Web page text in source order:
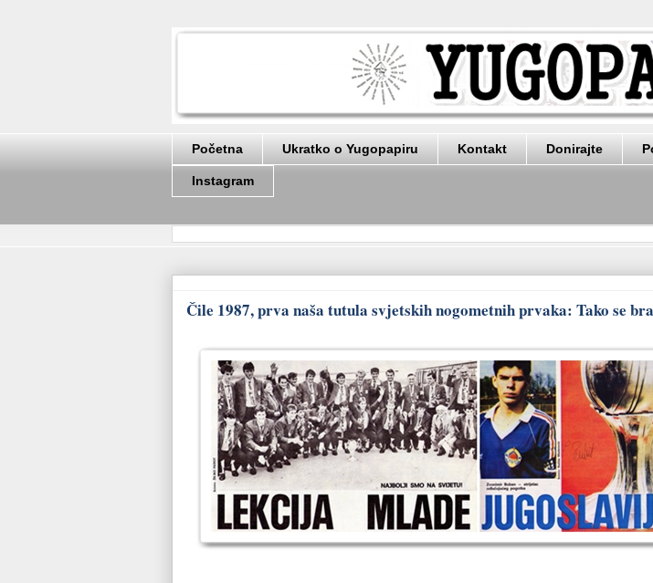
Početna Ukratko o Yugopapiru Kontakt Donirajte
Instagram
Čile 1987, prva naša tutula svjetskih nogometnih prvaka: Tako se